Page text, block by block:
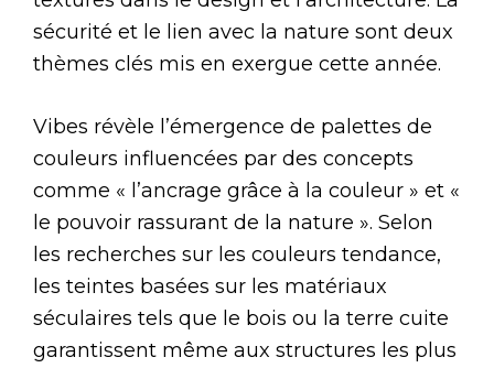
sécurité et le lien avec la nature sont deux
thèmes clés mis en exergue cette année.
Vibes révèle l’émergence de palettes de
couleurs influencées par des concepts
comme « l’ancrage grâce à la couleur » et «
le pouvoir rassurant de la nature ». Selon
les recherches sur les couleurs tendance,
les teintes basées sur les matériaux
séculaires tels que le bois ou la terre cuite
garantissent même aux structures les plus